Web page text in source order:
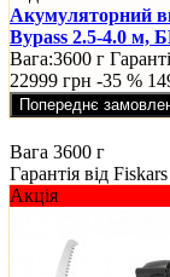
Акумуляторний
Bypass 2.5-4.0
Вага:3600 г
22999 грн -35 %
Попереднє
Вага 3600 г
Гарантія від Fiskars
Акція